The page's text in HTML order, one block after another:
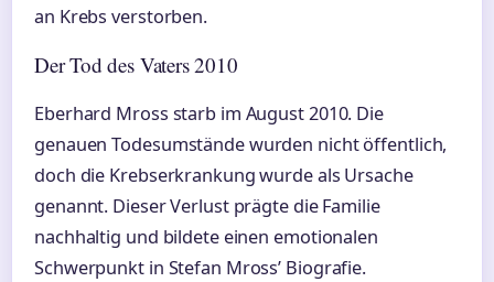
an Krebs verstorben.
Der Tod des Vaters 2010
Eberhard Mross starb im August 2010. Die
genauen Todesumstände wurden nicht öffentlich,
doch die Krebserkrankung wurde als Ursache
genannt. Dieser Verlust prägte die Familie
nachhaltig und bildete einen emotionalen
Schwerpunkt in Stefan Mross’ Biografie.